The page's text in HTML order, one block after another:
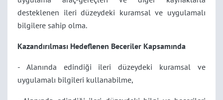
desteklenen ileri düzeydeki kuramsal ve uygulamalı
bilgilere sahip olma.
Kazandırılması Hedeflenen Beceriler Kapsamında
- Alanında edindiği ileri düzeydeki kuramsal ve
uygulamalı bilgileri kullanabilme,